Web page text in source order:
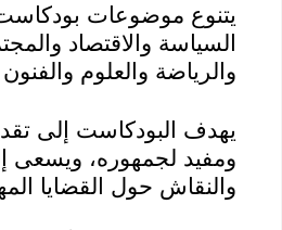
يتنوع موضوعات
السياسة والاقتصاد
والرياضة والعلوم
يهدف البودكاست إلى
ومفيد لجمهوره، ويسعى
والنقاش حول القضايا